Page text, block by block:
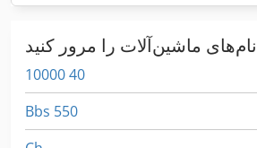
10000 40
Bbs 550